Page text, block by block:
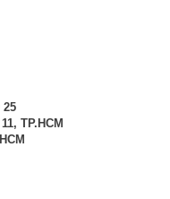
25
TP.HCM